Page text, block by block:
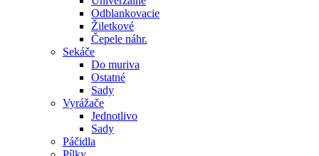
Odblankovacie
Žiletkové
Čepele náhr.
Sekáče
Do muriva
Ostatné
Sady
Vyrážače
Jednotlivo
Sady
Páčidla